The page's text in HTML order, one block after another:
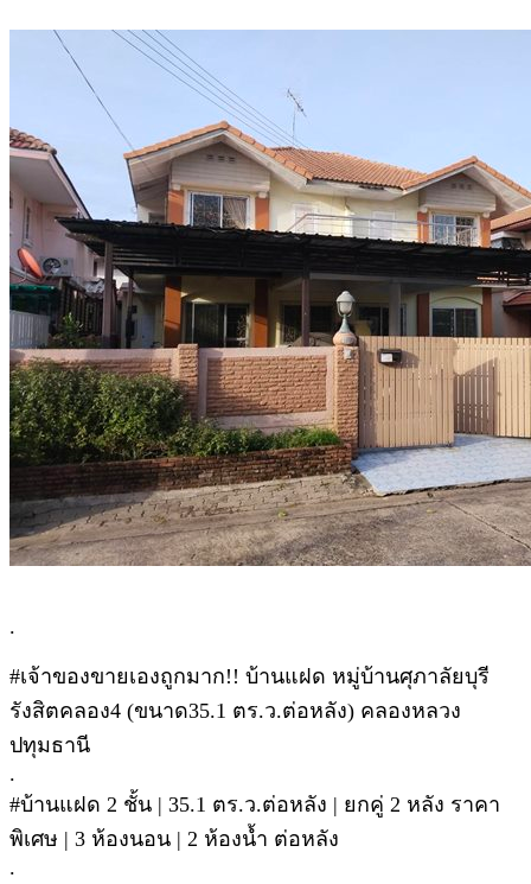
.
#เจ้าของขายเองถูกมาก!! บ้านแฝด หมู่บ้านศุภาลัยบุรี
รังสิตคลอง4 (ขนาด35.1 ตร.ว.ต่อหลัง) คลองหลวง
ปทุมธานี
.
#บ้านแฝด 2 ชั้น | 35.1 ตร.ว.ต่อหลัง | ยกคู่ 2 หลัง ราคา
พิเศษ | 3 ห้องนอน | 2 ห้องน้ำ ต่อหลัง
.